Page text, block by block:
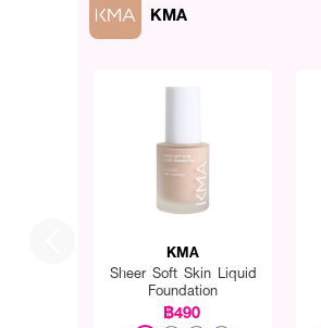
KMA
KMA
Sheer Soft Skin Liquid
Foundation
฿490